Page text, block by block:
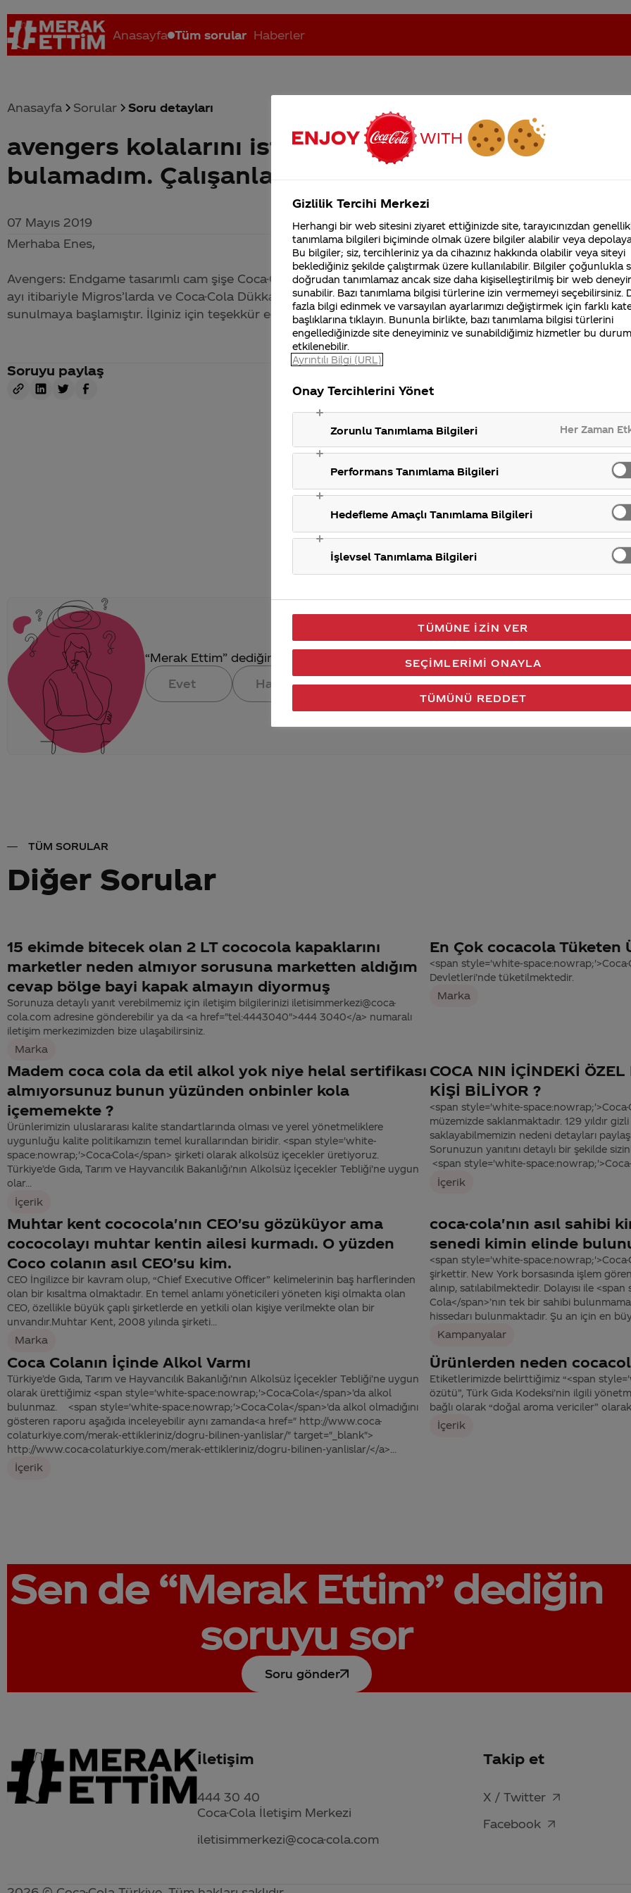
Anasayfa Tüm sorular Haberler
Coca cola İsrail malı mı Yani ... Coca-Cola'nın Filistin'de fabr... Coca-Cola’yı kim buldu?
Anasayfa Sorular Soru detayları
avengers kolalarını istanbulun MM migroslarında
bulamadım. Çalışanlar da gelmedi diyor
07 Mayıs 2019
Merhaba Enes,
Avengers: Endgame tasarımlı cam şişe Coca-Colaürünlerimizden 50.000 adet üretilmiştir. Bu ürünlerimiz
ayı itibariyle Migros’larda ve Coca-Cola Dükkanı www.coca-coladukkani.com resmi websitemizde satışa
sunulmaya başlamıştır. İlginiz için teşekkür ederiz.
Soruyu paylaş
“Merak Ettim” dediğin konuya verdiğimiz cevap aklındaki soru işaretlerini giderdi
Evet
Hayır Gönder
TÜM SORULAR
Diğer Sorular
15 ekimde bitecek olan 2 LT cococola kapaklarını
marketler neden almıyor sorusuna marketten aldığım
cevap bölge bayi kapak almayın diyormuş
Sorunuza detaylı yanıt verebilmemiz için iletişim bilgilerinizi iletisimmerkezi@coca-
cola.com adresine gönderebilir ya da <a href="tel:4443040">444 3040</a> numaralı
iletişim merkezimizden bize ulaşabilirsiniz.
Marka
En Çok cocacola Tüketen
<span style='white-
Devletleri’nde tüketilmektedir.
Marka
Madem coca cola da etil alkol yok niye helal sertifikası
almıyorsunuz bunun yüzünden onbinler kola
içememekte ?
Ürünlerimizin uluslararası kalite standartlarında olması ve yerel yönetmeliklere
uygunluğu kalite politikamızın temel kurallarından biridir. <span style='white-
space:nowrap;'>Coca-Cola</span> şirketi olarak alkolsüz içecekler üretiyoruz.
Türkiye’de Gıda, Tarım ve Hayvancılık Bakanlığı’nın Alkolsüz İçecekler Tebliği’ne uygun
olar...
İçerik
COCA NIN İÇİNDEKİ
KİŞİ BİLİYOR ?
<span style='white-space:nowrap;'>Coca-
müzemizde saklanmaktadır. 129 yıldır
saklayabilmemizin nedeni detayları
Sorunuzun yanıtını detaylı bir şekilde
<span style='white-space:nowrap;'>Coca-
İçerik
Muhtar kent cococola'nın CEO'su gözüküyor ama
cococolayı muhtar kentin ailesi kurmadı. O yüzden
Coco colanın asıl CEO'su kim.
CEO İngilizce bir kavram olup, “Chief Executive Officer” kelimelerinin baş harflerinden
olan bir kısaltma olmaktadır. En temel anlamı yöneticileri yöneten kişi olmakta olan
CEO, özellikle büyük çaplı şirketlerde en yetkili olan kişiye verilmekte olan bir
unvandır.Muhtar Kent, 2008 yılında şirketi...
Marka
coca-cola'nın asıl sahibi
senedi kimin elinde
<span style='white-
şirkettir. New York borsasında işlem
alınıp, satılabilmektedir. Dolayısı ile
Cola</span>’nın tek bir sahibi
hissedarı bulunmaktadır. Şu an için en
Kampanyalar
Coca Colanın İçinde Alkol Varmı
Türkiye’de Gıda, Tarım ve Hayvancılık Bakanlığı’nın Alkolsüz İçecekler Tebliği’ne uygun
olarak ürettiğimiz <span style='white-space:nowrap;'>Coca-Cola</span>’da alkol
bulunmaz. <span style='white-space:nowrap;'>Coca-Cola</span>'da alkol olmadığını
gösteren raporu aşağıda inceleyebilir aynı zamanda<a href=" http://www.coca-
colaturkiye.com/merak-ettikleriniz/dogru-bilinen-yanlislar/" target="_blank">
http://www.coca-colaturkiye.com/merak-ettikleriniz/dogru-bilinen-yanlislar/</a>...
İçerik
Ürünlerden neden
Etiketlerimizde belirttiğimiz “<span
özütü”, Türk Gıda Kodeksi’nin ilgili
bağlı olarak “doğal aroma vericiler”
İçerik
Sen de “Merak Ettim”dediğin
soruyu sor
Soru gönder
İletişim
444 30 40
Coca-Cola İletişim Merkezi
iletisimmerkezi@coca-cola.com
Takip et
X / Twitter
Facebook
Coca-Cola Şirketi
merak ettikleriniz.
Fabrikalarımız,
sertifikalarımız, faaliyet
gösterdiğimiz ülkeler,
tarihçemiz ve daha
Gizlilik Tercihi Merkezi
Herhangi bir web sitesini ziyaret ettiğinizde site, tarayıcınızdan
tanımlama bilgileri biçiminde olmak üzere bilgiler alabilir veya
Bu bilgiler; siz, tercihleriniz ya da cihazınız hakkında olabilir veya siteyi
beklediğiniz şekilde çalıştırmak üzere kullanılabilir. Bilgiler çoğunlukla
doğrudan tanımlamaz ancak size daha kişiselleştirilmiş bir web
sunabilir. Bazı tanımlama bilgisi türlerine izin vermemeyi seçebilirsiniz.
fazla bilgi edinmek ve varsayılan ayarlarımızı değiştirmek için farklı
başlıklarına tıklayın. Bununla birlikte, bazı tanımlama bilgisi türlerini
engellediğinizde site deneyiminiz ve sunabildiğimiz hizmetler bu
etkilenebilir.
Ayrıntılı Bilgi (URL)
Onay Tercihlerini Yönet
Zorunlu Tanımlama Bilgileri Her Zaman
Performans Tanımlama Bilgileri
Hedefleme Amaçlı Tanımlama Bilgileri
İşlevsel Tanımlama Bilgileri
TÜMÜNE İZIN VER
TÜMÜNÜ REDDET
SEÇIMLERIMI ONAYLA